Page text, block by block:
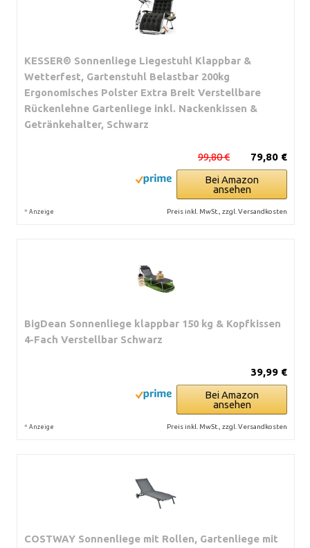
KESSER® Sonnenliege Liegestuhl Klappbar &
Wetterfest, Gartenstuhl Belastbar 200kg
Ergonomisches Polster Extra Breit Verstellbare
Rückenlehne Gartenliege inkl. Nackenkissen &
Getränkehalter, Schwarz
79,80 €
99,80 €
Bei Amazon
ansehen
* Anzeige Preis inkl. MwSt., zzgl. Versandkosten
BigDean Sonnenliege klappbar 150 kg & Kopfkissen
4-Fach Verstellbar Schwarz
39,99 €
Bei Amazon
ansehen
* Anzeige Preis inkl. MwSt., zzgl. Versandkosten
COSTWAY Sonnenliege mit Rollen, Gartenliege mit